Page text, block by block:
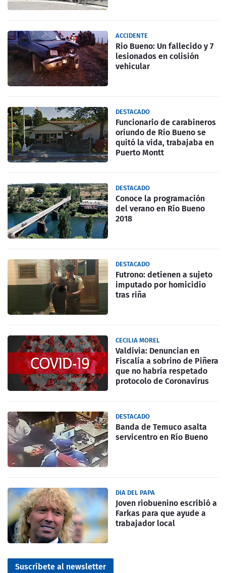
ACCIDENTE
Rio Bueno: Un fallecido y 7
lesionados en colisión
vehicular
DESTACADO
Funcionario de carabineros
oriundo de Río Bueno se
quitó la vida, trabajaba en
Puerto Montt
DESTACADO
Conoce la programación
del verano en Río Bueno
2018
DESTACADO
Futrono: detienen a sujeto
imputado por homicidio
tras riña
CECILIA MOREL
Valdivia: Denuncian en
Fiscalía a sobrino de Piñera
que no habría respetado
protocolo de Coronavirus
DESTACADO
Banda de Temuco asalta
servicentro en Río Bueno
DIA DEL PAPA
Joven riobuenino escribió a
Farkas para que ayude a
trabajador local
Suscríbete al newsletter